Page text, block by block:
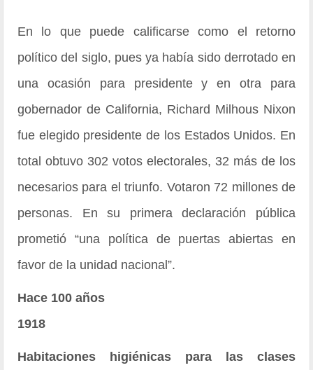
En lo que puede calificarse como el retorno
político del siglo, pues ya había sido derrotado en
una ocasión para presidente y en otra para
gobernador de California, Richard Milhous Nixon
fue elegido presidente de los Estados Unidos. En
total obtuvo 302 votos electorales, 32 más de los
necesarios para el triunfo. Votaron 72 millones de
personas. En su primera declaración pública
prometió “una política de puertas abiertas en
favor de la unidad nacional”.
Hace 100 años
1918
Habitaciones higiénicas para las clases